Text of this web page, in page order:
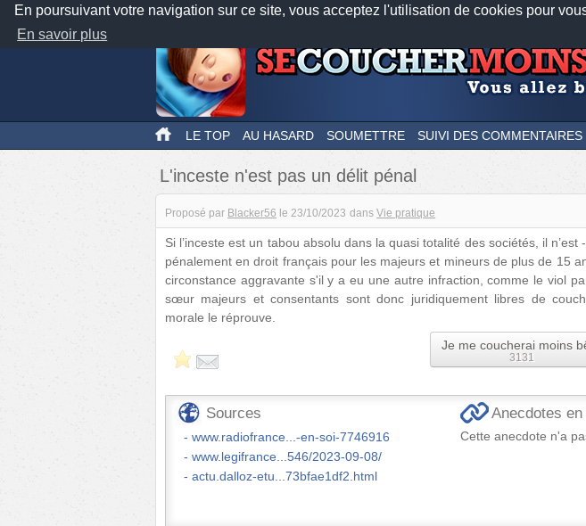
En poursuivant votre navigation sur ce site, vous acceptez l'utilisation de cookies pour
En savoir plus
Nos applications
LE TOP AU HASARD SOUMETTRE SUIVI DES COMMENTAIRES
L'inceste n'est pas un délit pénal
Proposé par Blacker56 le 23/10/2023 dans Vie pratique
Si l’inceste est un tabou absolu dans la quasi totalité des sociétés, il
pénalement en droit français pour les majeurs et mineurs de plus de 15
circonstance aggravante s'il y a eu une autre infraction, comme le viol
sœur majeurs et consentants sont donc juridiquement libres de
morale le réprouve.
Je me coucherai moins
3131
Sources
www.radiofrance...-en-soi-7746916
www.legifrance...546/2023-09-08/
actu.dalloz-etu...73bfae1df2.html
Anecdotes
Cette anecdote n'a